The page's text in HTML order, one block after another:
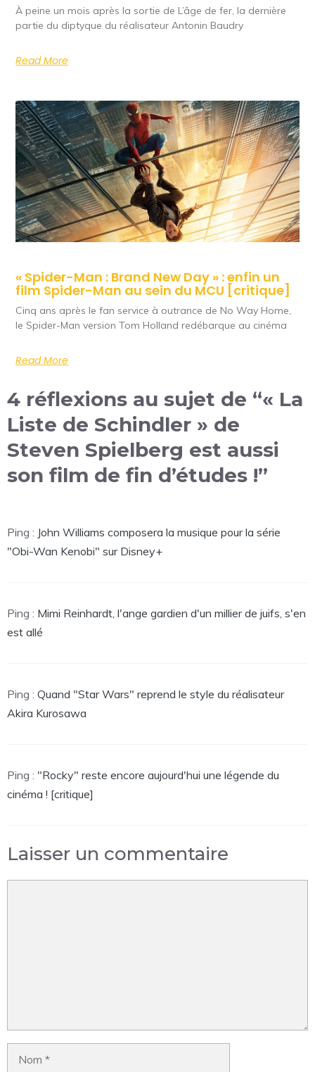
À peine un mois après la sortie de L’âge de fer, la dernière
partie du diptyque du réalisateur Antonin Baudry
Read More
« Spider-Man : Brand New Day » : enfin un
film Spider-Man au sein du MCU [critique]
Cinq ans après le fan service à outrance de No Way Home,
le Spider-Man version Tom Holland redébarque au cinéma
Read More
4 réflexions au sujet de “« La
Liste de Schindler » de
Steven Spielberg est aussi
son film de fin d’études !”
Ping : John Williams composera la musique pour la série
"Obi-Wan Kenobi" sur Disney+
Ping : Mimi Reinhardt, l'ange gardien d'un millier de juifs, s'en
est allé
Ping : Quand "Star Wars" reprend le style du réalisateur
Akira Kurosawa
Ping : "Rocky" reste encore aujourd'hui une légende du
cinéma ! [critique]
Laisser un commentaire